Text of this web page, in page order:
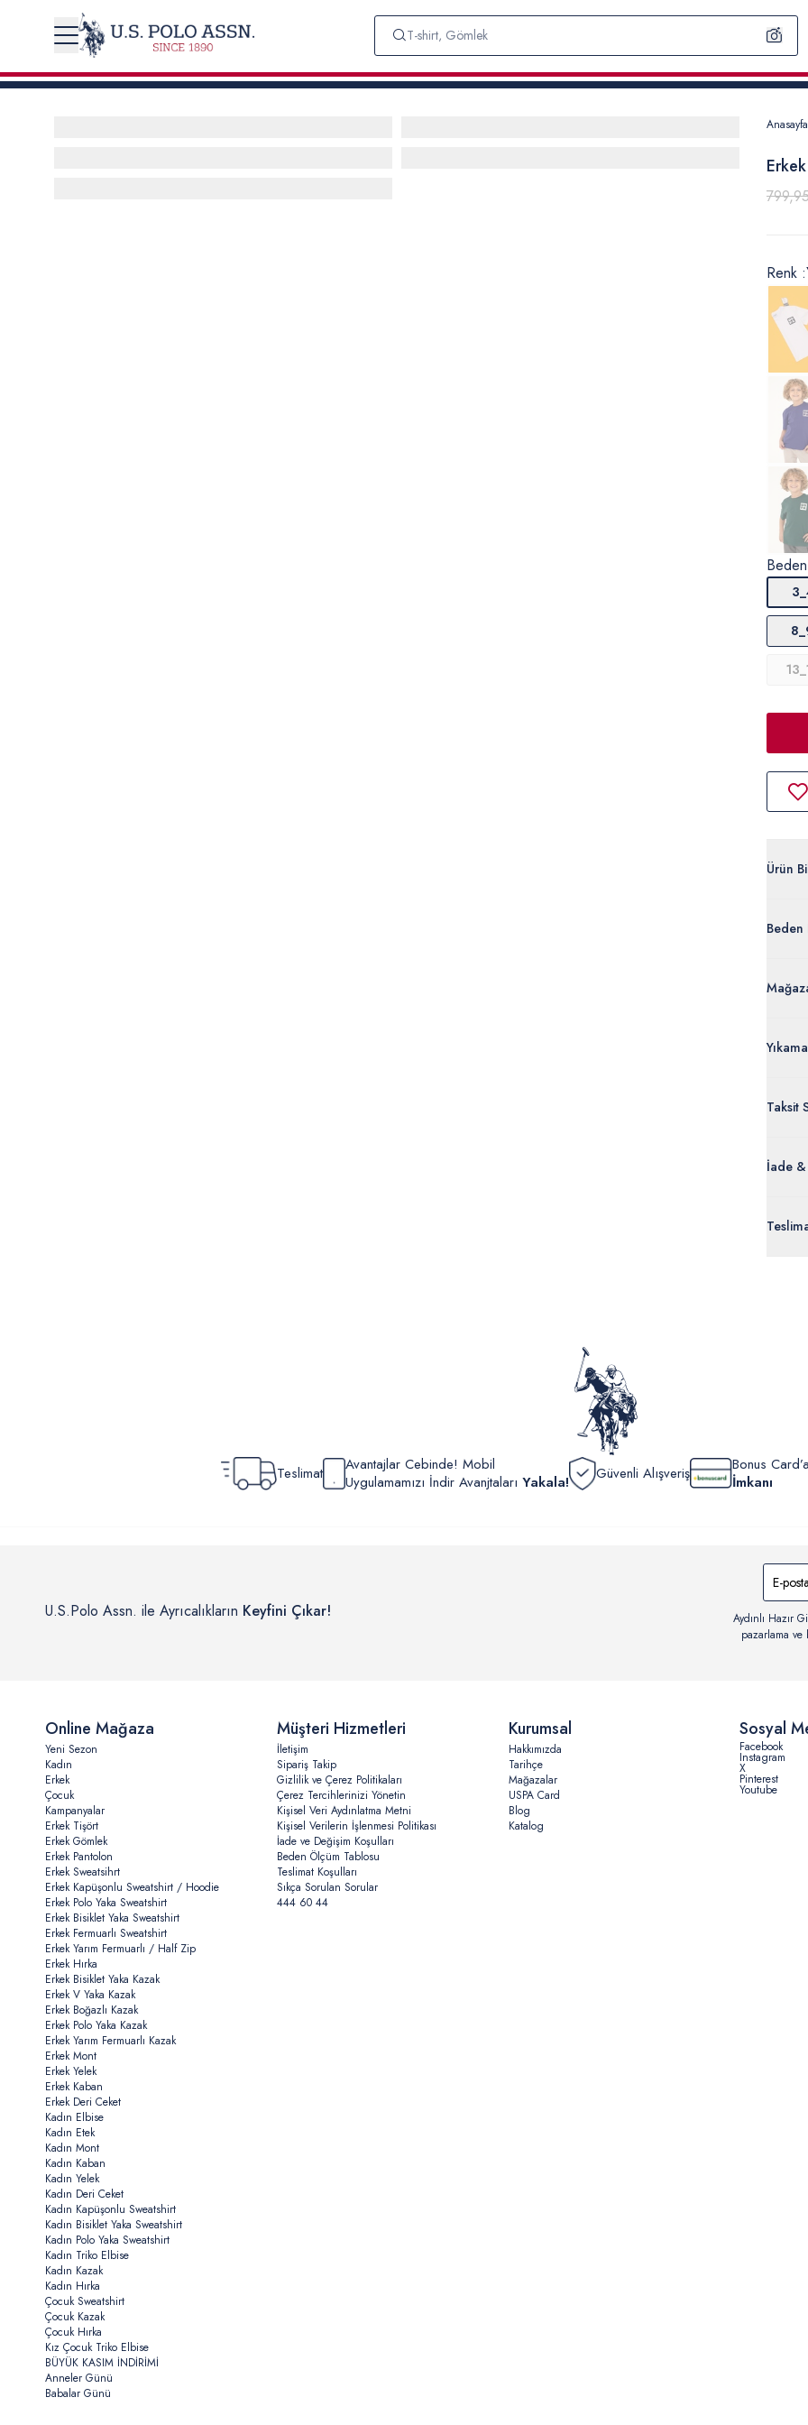
Anasayfa
Renk :
Ürün
%100
Ürün
Beden
Taksit
İade &
Teslimat
Avantajlar Cebinde! Mobil
Uygulamamızı İndir Avanjtaları Yakala! Güvenli Alışveriş
Bonus
İmkanı
U.S.Polo Assn. ile Ayrıcalıkların Keyfini Çıkar!
Aydınlı Hazır
pazarlama
Online Mağaza
Yeni Sezon
Kadın
Erkek
Çocuk
Kampanyalar
Erkek Tişört
Erkek Gömlek
Erkek Pantolon
Erkek Sweatsihrt
Erkek Kapüşonlu Sweatshirt / Hoodie
Erkek Polo Yaka Sweatshirt
Erkek Bisiklet Yaka Sweatshirt
Erkek Fermuarlı Sweatshirt
Erkek Yarım Fermuarlı / Half Zip
Erkek Hırka
Erkek Bisiklet Yaka Kazak
Erkek V Yaka Kazak
Erkek Boğazlı Kazak
Erkek Polo Yaka Kazak
Erkek Yarım Fermuarlı Kazak
Erkek Mont
Erkek Yelek
Erkek Kaban
Erkek Deri Ceket
Kadın Elbise
Kadın Etek
Kadın Mont
Kadın Kaban
Kadın Yelek
Kadın Deri Ceket
Kadın Kapüşonlu Sweatshirt
Kadın Bisiklet Yaka Sweatshirt
Kadın Polo Yaka Sweatshirt
Kadın Triko Elbise
Kadın Kazak
Kadın Hırka
Çocuk Sweatshirt
Çocuk Kazak
Çocuk Hırka
Kız Çocuk Triko Elbise
BÜYÜK KASIM İNDİRİMİ
Anneler Günü
Babalar Günü
Müşteri Hizmetleri
İletişim
Sipariş Takip
Gizlilik ve Çerez Politikaları
Çerez Tercihlerinizi Yönetin
Kişisel Veri Aydınlatma Metni
Kişisel Verilerin İşlenmesi Politikası
İade ve Değişim Koşulları
Beden Ölçüm Tablosu
Teslimat Koşulları
Sıkça Sorulan Sorular
444 60 44
Kurumsal
Hakkımızda
Tarihçe
Mağazalar
USPA Card
Blog
Katalog
Sosyal
Facebook
Instagram
X
Pinterest
Youtube